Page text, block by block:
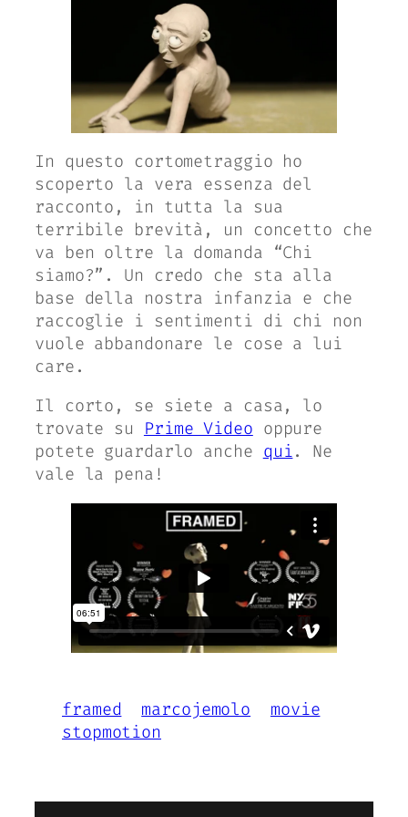
In questo cortometraggio ho
scoperto la vera essenza del
racconto, in tutta la sua
terribile brevità, un concetto che
va ben oltre la domanda “Chi
siamo?”. Un credo che sta alla
base della nostra infanzia e che
raccoglie i sentimenti di chi non
vuole abbandonare le cose a lui
care.
Il corto, se siete a casa, lo
trovate su Prime Video oppure
potete guardarlo anche qui. Ne
vale la pena!
framed marcojemolo
movie
stopmotion